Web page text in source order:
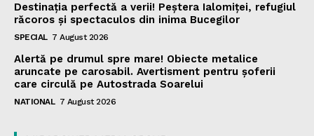
Destinația perfectă a verii! Peștera Ialomiței, refugiul
răcoros și spectaculos din inima Bucegilor
SPECIAL 7 August 2026
Alertă pe drumul spre mare! Obiecte metalice
aruncate pe carosabil. Avertisment pentru șoferii
care circulă pe Autostrada Soarelui
NATIONAL 7 August 2026